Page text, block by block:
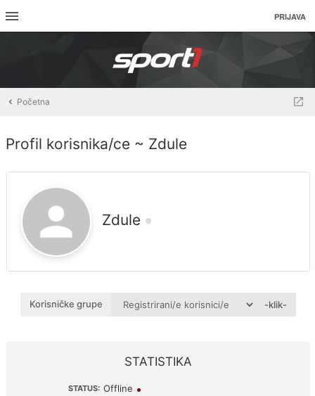
PRIJAVA
Početna
Profil korisnika/ce ~ Zdule
Zdule
Korisničke grupe -klik-
STATISTIKA
STATUS: Offline